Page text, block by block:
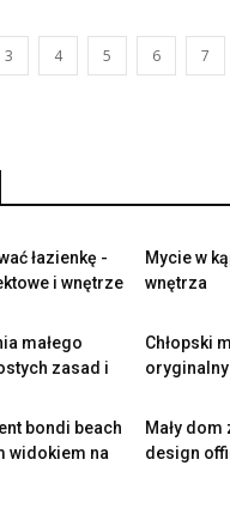
3 4 5 6 7
łazienkę -
i wnętrze
Mycie w
wnętrza
małego
zasad i
Chłopski
oryginalny
bondi beach
widokiem na
Mały dom
design